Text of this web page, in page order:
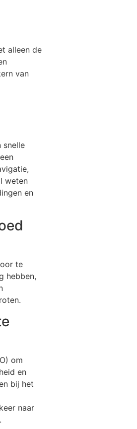
alleen de
van
snelle
weten
en
te
hebben,
om
en
bij het
naar